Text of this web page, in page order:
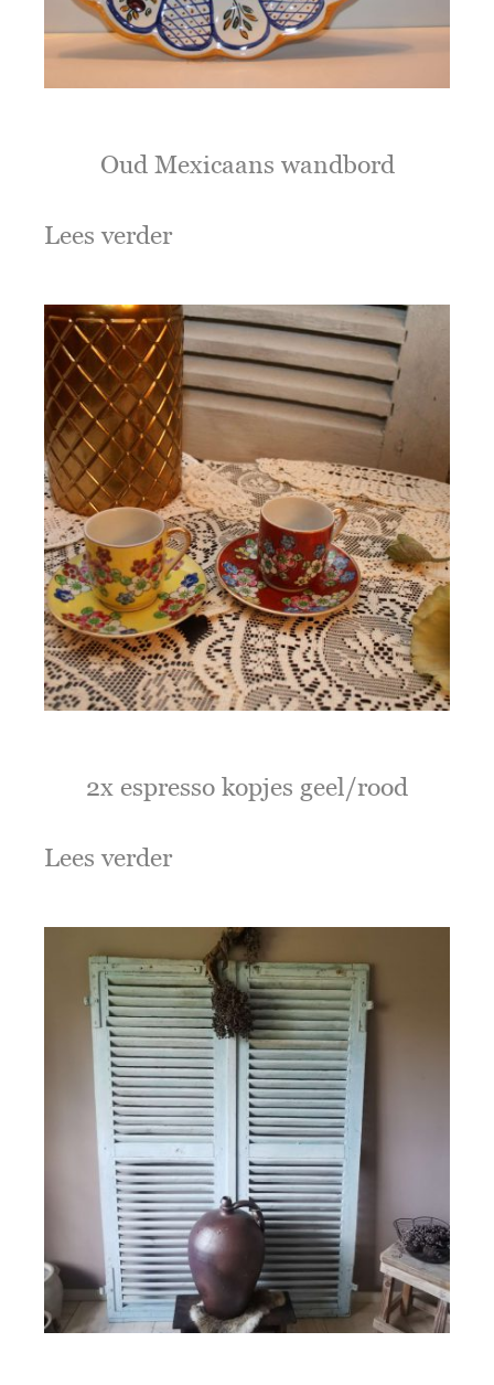
Oud Mexicaans wandbord
Lees verder
2x espresso kopjes geel/rood
Lees verder